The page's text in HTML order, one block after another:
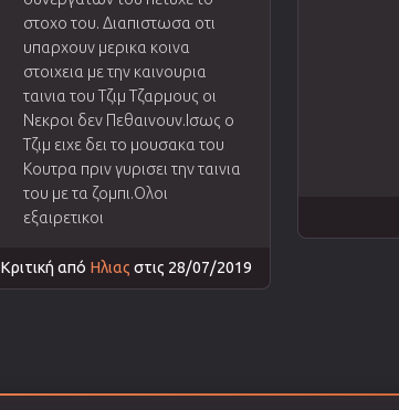
στοχο του. Διαπιστωσα οτι
υπαρχουν μερικα κοινα
στοιχεια με την καινουρια
ταινια του Τζιμ Τζαρμους οι
Νεκροι δεν Πεθαινουν.Ισως ο
Τζιμ ειχε δει το μουσακα του
Κουτρα πριν γυρισει την ταινια
του με τα ζομπι.Ολοι
εξαιρετικοι
Κριτική από Ηλιας στις 28/07/2019